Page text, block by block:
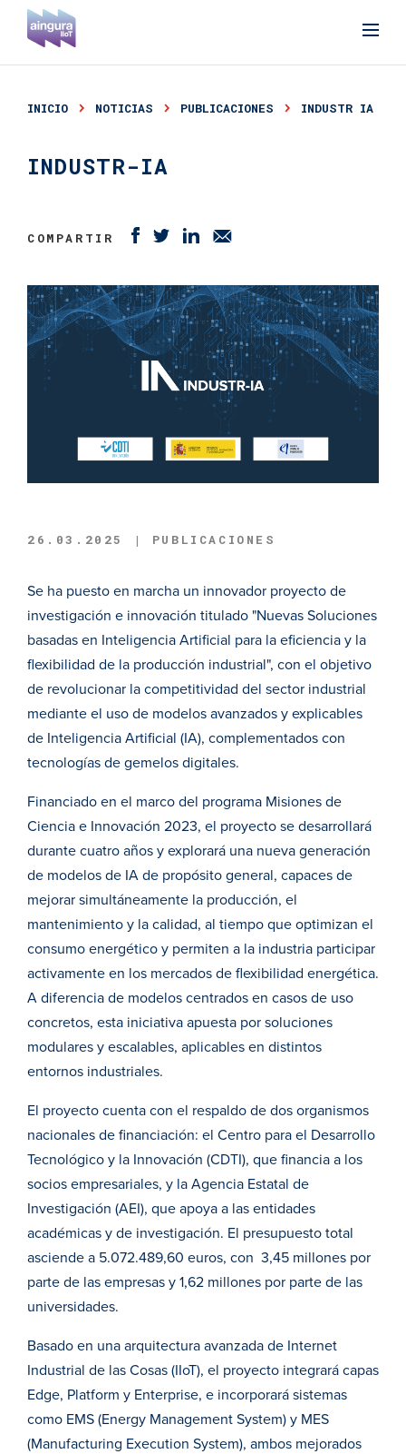
INICIO NOTICIAS PUBLICACIONES INDUSTR IA
INDUSTR-IA
COMPARTIR
26.03.2025 | PUBLICACIONES
Se ha puesto en marcha un innovador proyecto de
investigación e innovación titulado "Nuevas Soluciones
basadas en Inteligencia Artificial para la eficiencia y la
flexibilidad de la producción industrial", con el objetivo
de revolucionar la competitividad del sector industrial
mediante el uso de modelos avanzados y explicables
de Inteligencia Artificial (IA), complementados con
tecnologías de gemelos digitales.
Financiado en el marco del programa Misiones de
Ciencia e Innovación 2023, el proyecto se desarrollará
durante cuatro años y explorará una nueva generación
de modelos de IA de propósito general, capaces de
mejorar simultáneamente la producción, el
mantenimiento y la calidad, al tiempo que optimizan el
consumo energético y permiten a la industria participar
activamente en los mercados de flexibilidad energética.
A diferencia de modelos centrados en casos de uso
concretos, esta iniciativa apuesta por soluciones
modulares y escalables, aplicables en distintos
entornos industriales.
El proyecto cuenta con el respaldo de dos organismos
nacionales de financiación: el Centro para el Desarrollo
Tecnológico y la Innovación (CDTI), que financia a los
socios empresariales, y la Agencia Estatal de
Investigación (AEI), que apoya a las entidades
académicas y de investigación. El presupuesto total
asciende a 5.072.489,60 euros, con 3,45 millones por
parte de las empresas y 1,62 millones por parte de las
universidades.
Basado en una arquitectura avanzada de Internet
Industrial de las Cosas (IIoT), el proyecto integrará capas
Edge, Platform y Enterprise, e incorporará sistemas
como EMS (Energy Management System) y MES
(Manufacturing Execution System), ambos mejorados